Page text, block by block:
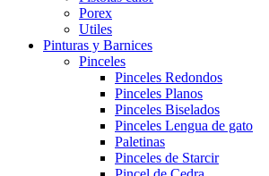
Porex
Utiles
Pinturas y Barnices
Pinceles
Pinceles Redondos
Pinceles Planos
Pinceles Biselados
Pinceles Lengua de gato
Paletinas
Pinceles de Starcir